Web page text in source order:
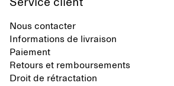
Service client
Nous contacter
Informations de livraison
Paiement
Retours et remboursements
Droit de rétractation